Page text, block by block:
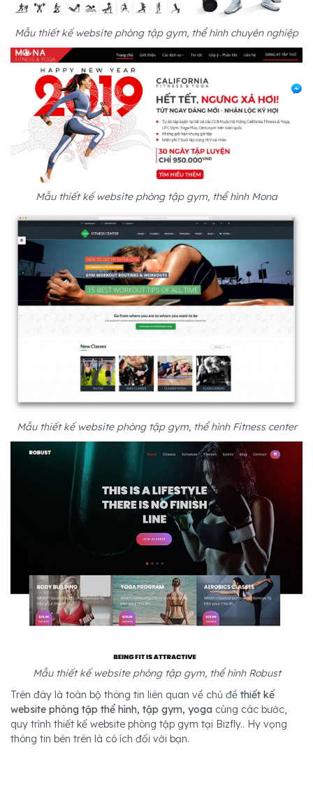
Mẫu thiết kế website phòng tập gym, thể hình chuyên nghiệp
Mẫu thiết kế website phòng tập gym, thể hình Mona
Mẫu thiết kế website phòng tập gym, thể hình Fitness center
Mẫu thiết kế website phòng tập gym, thể hình Robust
Trên đây là toàn bộ thông tin liên quan về chủ đề thiết kế
website phòng tập thể hình, tập gym, yoga cùng các bước,
quy trình thiết kế website phòng tập gym tại Bizfly.. Hy vọng
thông tin bên trên là có ích đối với bạn.